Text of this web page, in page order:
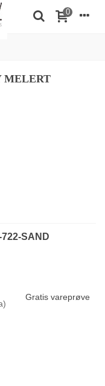
0
MELERT
SAND
Gratis vareprøve